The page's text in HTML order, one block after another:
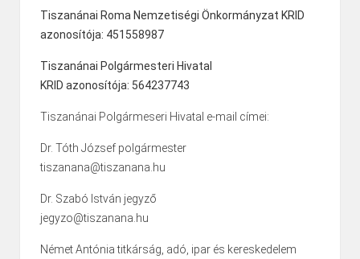
Tiszanánai Roma Nemzetiségi Önkormányzat KRID
azonosítója: 451558987
Tiszanánai Polgármesteri Hivatal
KRID azonosítója: 564237743
Tiszanánai Polgármeseri Hivatal e-mail címei:
Dr. Tóth József polgármester
tiszanana@tiszanana.hu
Dr. Szabó István jegyző
jegyzo@tiszanana.hu
Német Antónia titkárság, adó, ipar és kereskedelem